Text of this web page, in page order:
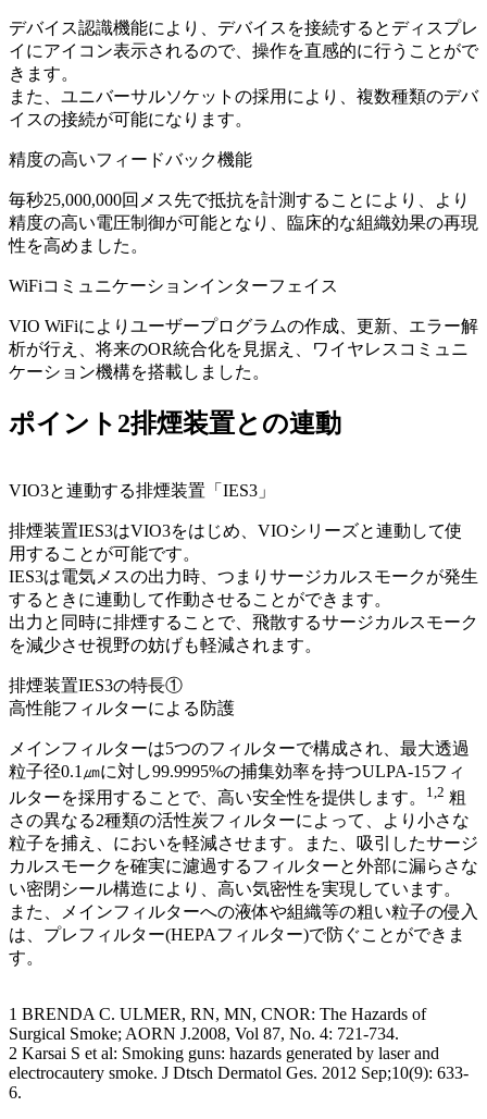
デバイス認識機能により、デバイスを接続するとディスプレ
イにアイコン表示されるので、操作を直感的に行うことがで
きます。
また、ユニバーサルソケットの採用により、複数種類のデバ
イスの接続が可能になります。
精度の高いフィードバック機能
毎秒25,000,000回メス先で抵抗を計測することにより、より
精度の高い電圧制御が可能となり、臨床的な組織効果の再現
性を高めました。
WiFiコミュニケーションインターフェイス
VIO WiFiによりユーザープログラムの作成、更新、エラー解
析が行え、将来のOR統合化を見据え、ワイヤレスコミュニ
ケーション機構を搭載しました。
ポイント2排煙装置との連動
VIO3と連動する排煙装置「IES3」
排煙装置IES3はVIO3をはじめ、VIOシリーズと連動して使
用することが可能です。
IES3は電気メスの出力時、つまりサージカルスモークが発生
するときに連動して作動させることができます。
出力と同時に排煙することで、飛散するサージカルスモーク
を減少させ視野の妨げも軽減されます。
排煙装置IES3の特長①
高性能フィルターによる防護
メインフィルターは5つのフィルターで構成され、最大透過
粒子径0.1㎛に対し99.9995%の捕集効率を持つULPA-15フィ
ルターを採用することで、高い安全性を提供します。
1,2 粗
さの異なる2種類の活性炭フィルターによって、より小さな
粒子を捕え、においを軽減させます。また、吸引したサージ
カルスモークを確実に濾過するフィルターと外部に漏らさな
い密閉シール構造により、高い気密性を実現しています。
また、メインフィルターへの液体や組織等の粗い粒子の侵入
は、プレフィルター(HEPAフィルター)で防ぐことができま
す。
1 BRENDA C. ULMER, RN, MN, CNOR: The Hazards of
Surgical Smoke; AORN J.2008, Vol 87, No. 4: 721-734.
2 Karsai S et al: Smoking guns: hazards generated by laser and
electrocautery smoke. J Dtsch Dermatol Ges. 2012 Sep;10(9): 633-
6.